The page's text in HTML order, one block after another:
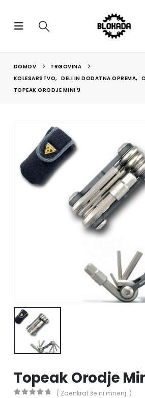
DOMOV
TRGOVINA
KOLESARSTVO, DELI IN DODATNA OPREMA,
TOPEAK ORODJE MINI 9
Topeak Orodje
( Zaenkrat še ni mnenj. )